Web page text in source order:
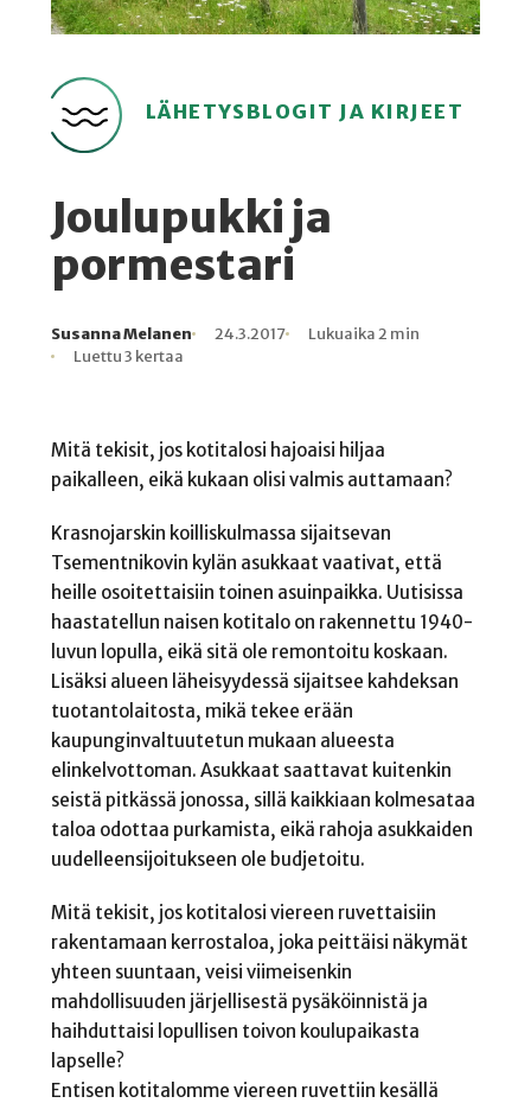
LÄHETYSBLOGIT JA KIRJEET
Joulupukki ja
pormestari
Kirjoittaja
Susanna Melanen
Julkaistu
24.3.2017
Lukuaika
Lukuaika 2 min
Lukukertoja
Luettu 3 kertaa
Mitä tekisit, jos kotitalosi hajoaisi hiljaa
paikalleen, eikä kukaan olisi valmis auttamaan?
Krasnojarskin koilliskulmassa sijaitsevan
Tsementnikovin kylän asukkaat vaativat, että
heille osoitettaisiin toinen asuinpaikka. Uutisissa
haastatellun naisen kotitalo on rakennettu 1940-
luvun lopulla, eikä sitä ole remontoitu koskaan.
Lisäksi alueen läheisyydessä sijaitsee kahdeksan
tuotantolaitosta, mikä tekee erään
kaupunginvaltuutetun mukaan alueesta
elinkelvottoman. Asukkaat saattavat kuitenkin
seistä pitkässä jonossa, sillä kaikkiaan kolmesataa
taloa odottaa purkamista, eikä rahoja asukkaiden
uudelleensijoitukseen ole budjetoitu.
Mitä tekisit, jos kotitalosi viereen ruvettaisiin
rakentamaan kerrostaloa, joka peittäisi näkymät
yhteen suuntaan, veisi viimeisenkin
mahdollisuuden järjellisestä pysäköinnistä ja
haihduttaisi lopullisen toivon koulupaikasta
lapselle?
Entisen kotitalomme viereen ruvettiin kesällä